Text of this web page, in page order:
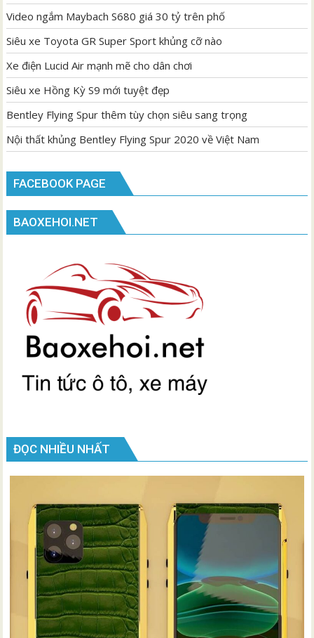
Video ngắm Maybach S680 giá 30 tỷ trên phố
Siêu xe Toyota GR Super Sport khủng cỡ nào
Xe điện Lucid Air mạnh mẽ cho dân chơi
Siêu xe Hồng Kỳ S9 mới tuyệt đẹp
Bentley Flying Spur thêm tùy chọn siêu sang trọng
Nội thất khủng Bentley Flying Spur 2020 về Việt Nam
FACEBOOK PAGE
BAOXEHOI.NET
ĐỌC NHIỀU NHẤT